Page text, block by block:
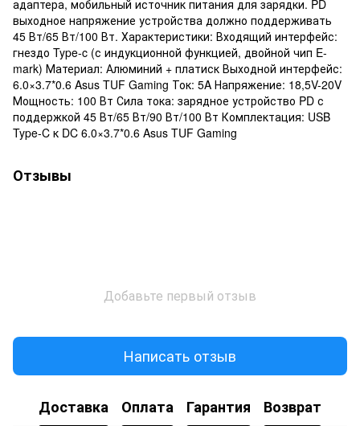
адаптера, мобильный источник питания для зарядки. PD
выходное напряжение устройства должно поддерживать
45 Вт/65 Вт/100 Вт. Характеристики: Входящий интерфейс:
гнездо Type-c (с индукционной функцией, двойной чип E-
mark) Материал: Алюминий + платиск Выходной интерфейс:
6.0×3.7*0.6 Asus TUF Gaming Ток: 5A Напряжение: 18,5V-20V
Мощность: 100 Вт Сила тока: зарядное устройство PD с
поддержкой 45 Вт/65 Вт/90 Вт/100 Вт Комплектация: USB
Type-C к DC 6.0×3.7*0.6 Asus TUF Gaming
Отзывы
Добавьте первый отзыв
Написать отзыв
Доставка Оплата Гарантия Возврат